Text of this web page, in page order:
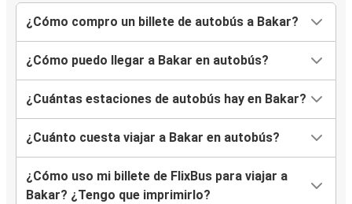
¿Cómo compro un billete de autobús a Bakar?
¿Cómo puedo llegar a Bakar en autobús?
¿Cuántas estaciones de autobús hay en Bakar?
¿Cuánto cuesta viajar a Bakar en autobús?
¿Cómo uso mi billete de FlixBus para viajar a
Bakar? ¿Tengo que imprimirlo?